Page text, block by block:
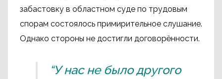
забастовку в областном суде по трудовым
спорам состоялось примирительное слушание.
Однако стороны не достигли договорённости.
“У нас не было другого